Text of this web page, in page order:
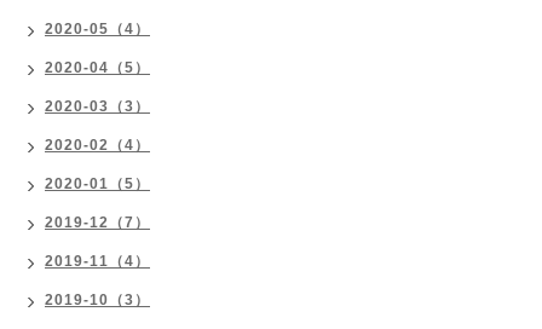
2020-05（4）
2020-04（5）
2020-03（3）
2020-02（4）
2020-01（5）
2019-12（7）
2019-11（4）
2019-10（3）